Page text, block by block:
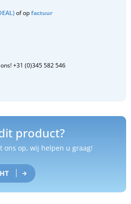
of opfactuur
+31 (0)345 582 546
product?
ons op, wij helpen u graag!